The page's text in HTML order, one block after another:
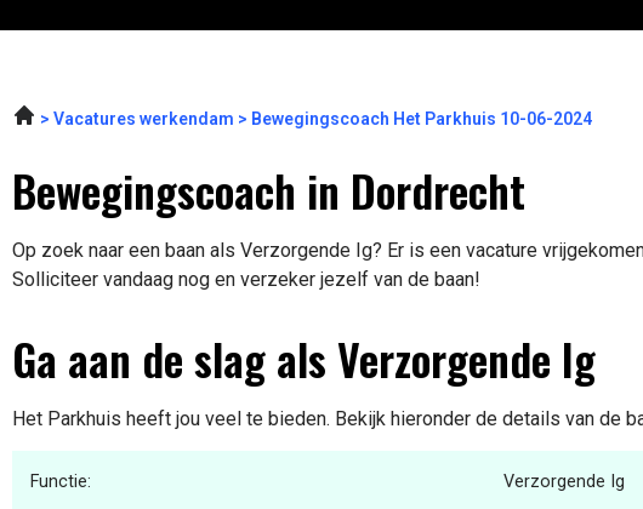
Vacatures werkendam Bewegingscoach Het Parkhuis 10-06-2024
Bewegingscoach in Dordrecht
Op zoek naar een baan als Verzorgende Ig? Er is een vacature
Solliciteer vandaag nog en verzeker jezelf van de baan!
Ga aan de slag als Verzorgende Ig
Het Parkhuis heeft jou veel te bieden. Bekijk hieronder de details van de
Functie: Verzorgende Ig